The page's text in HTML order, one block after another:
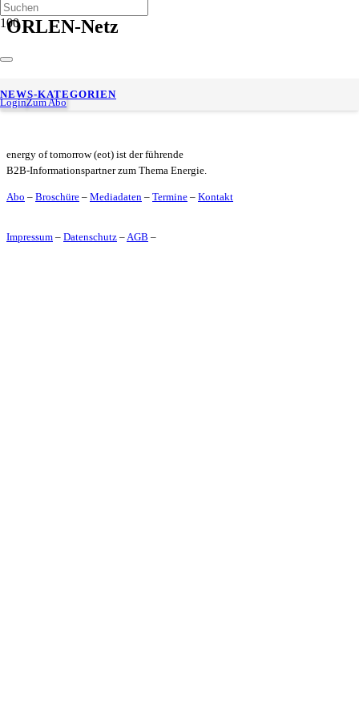
LoginZum Abo
NEWS-KATEGORIEN
ORLEN-Netz
ORLEN Deutschland führt digitale Kassenbons an über 600
Tankstellen ein
energy of tomorrow (eot) ist der führende
B2B-Informationspartner zum Thema Energie.
Abo – Broschüre – Mediadaten – Termine – Kontakt
Impressum – Datenschutz –AGB –